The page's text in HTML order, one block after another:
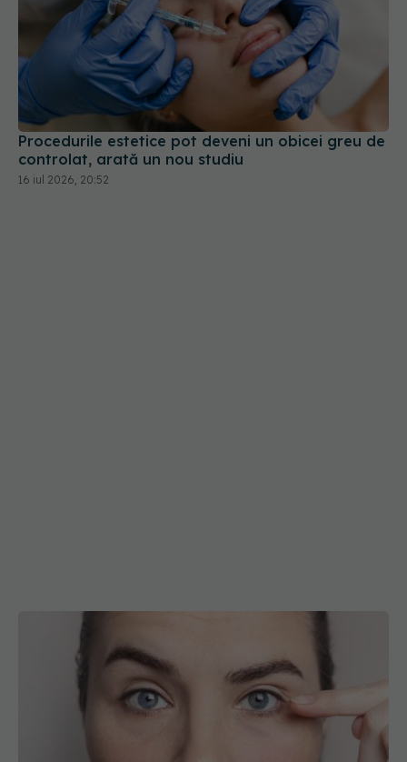
Procedurile estetice pot deveni un obicei greu de
controlat, arată un nou studiu
16 iul 2026, 20:52